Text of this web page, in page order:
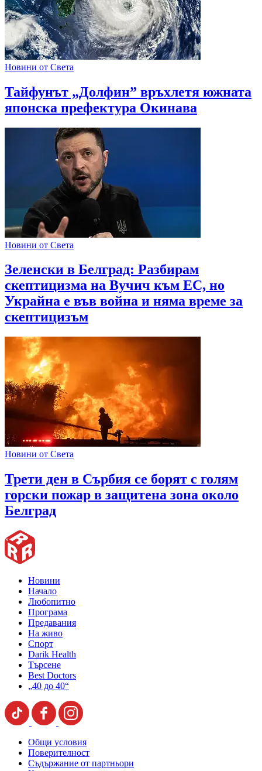
Новини от Света
Тайфунът „Долфин” връхлетя южната
японска префектура Окинава
Новини от Света
Зеленски в Белград: Разбирам
скептицизма на Вучич към ЕС, но
Украйна е във война и няма време за
скептицизъм
Новини от Света
Трети ден в Сърбия се борят с голям
горски пожар в защитена зона около
Белград
Новини
Начало
Любопитно
Програма
Предавания
На живо
Спорт
Darik Health
Търсене
Best Doctors
„40 до 40“
Общи условия
Поверителност
Съдържание от партньори